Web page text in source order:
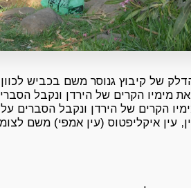
של קיבוץ גנוסר משם בכביש
מימיו הקרים של הירדן ונקבל
הקרים של הירדן ונקבל הסברים
עין איקליפטוס (עין אמפי) משם